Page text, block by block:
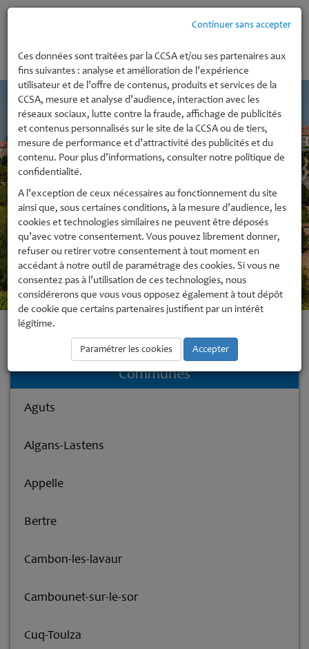
MENU
Accueil La Communauté de Communes
Communes
Aguts
Algans-Lastens
Appelle
Bertre
Cambon-les-lavaur
Cambounet-sur-le-sor
Cuq-Toulza
Continuer sans accepter
Ces données sont traitées par la CCSA et/ou ses partenaires aux
fins suivantes : analyse et amélioration de l’expérience
utilisateur et de l’offre de contenus, produits et services de la
CCSA, mesure et analyse d’audience, interaction avec les
réseaux sociaux, lutte contre la fraude, affichage de publicités
et contenus personnalisés sur le site de la CCSA ou de tiers,
mesure de performance et d’attractivité des publicités et du
contenu. Pour plus d’informations, consulter notre politique de
confidentialité.
A l’exception de ceux nécessaires au fonctionnement du site
ainsi que, sous certaines conditions, à la mesure d’audience, les
cookies et technologies similaires ne peuvent être déposés
qu’avec votre consentement. Vous pouvez librement donner,
refuser ou retirer votre consentement à tout moment en
accédant à notre outil de paramétrage des cookies. Si vous ne
consentez pas à l’utilisation de ces technologies, nous
considérerons que vous vous opposez également à tout dépôt
de cookie que certains partenaires justifient par un intérêt
légitime.
Paramétrer les cookies Accepter